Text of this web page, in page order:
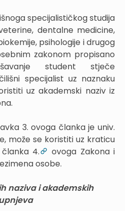
specijalističkog studija
dentalne medicine,
psihologije i drugog
zakonom propisano
student stječe
specijalist uz naznaku
uz akademski naziv iz
3. ovoga članka je univ.
može se koristiti uz kraticu
4.
ovoga Zakona i
osobe.
naziva i akademskih